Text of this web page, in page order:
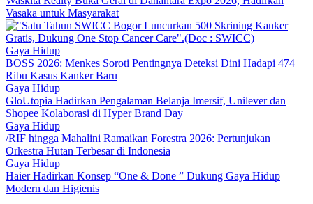
Vasaka untuk Masyarakat
Gaya Hidup
BOSS 2026: Menkes Soroti Pentingnya Deteksi Dini Hadapi 474
Ribu Kasus Kanker Baru
Gaya Hidup
GloUtopia Hadirkan Pengalaman Belanja Imersif, Unilever dan
Shopee Kolaborasi di Hyper Brand Day
Gaya Hidup
/RIF hingga Mahalini Ramaikan Forestra 2026: Pertunjukan
Orkestra Hutan Terbesar di Indonesia
Gaya Hidup
Haier Hadirkan Konsep “One & Done ” Dukung Gaya Hidup
Modern dan Higienis